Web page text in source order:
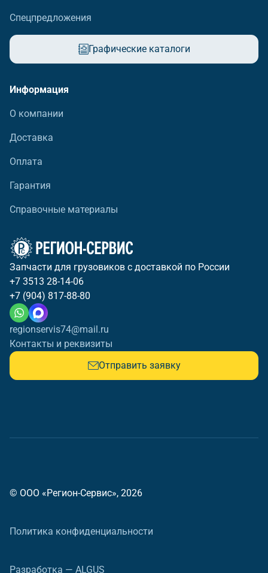
Спецпредложения
Графические каталоги
Информация
О компании
Доставка
Оплата
Гарантия
Справочные материалы
Запчасти для грузовиков с доставкой по России
+7 3513 28-14-06
+7 (904) 817-88-80
regionservis74@mail.ru
Контакты и реквизиты
Отправить заявку
© ООО «Регион-Сервис», 2026
Политика конфиденциальности
Разработка — ALGUS